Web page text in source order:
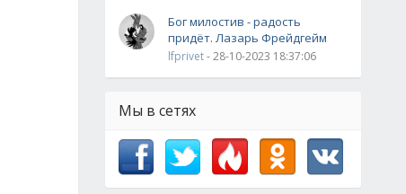
Бог милостив - радость
придёт. Лазарь Фрейдгейм
lfprivet- 28-10-2023 18:37:06
Мы в сетях